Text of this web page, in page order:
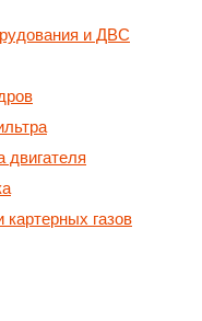
и ДВС
двигателя
газов